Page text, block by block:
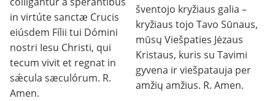
in virtúte sanctæ Crucis
eiúsdem Fílii tui Dómini
nostri Iesu Christi, qui
tecum vivit et regnat in
sǽcula sæculórum. R.
Amen.
šventojo kryžiaus galia –
kryžiaus tojo Tavo Sūnaus,
mūsų Viešpaties Jėzaus
Kristaus, kuris su Tavimi
gyvena ir viešpatauja per
amžių amžius. R. Amen.